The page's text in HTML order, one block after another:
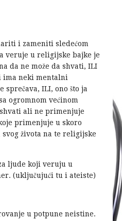
i zameniti sledećom
veruje u religijske bajke je
da ne može da shvati, ILI
ima neki mentalni
sprečava, ILI, ono što ja
ogromnom većinom
ali ne primenjuje
primenjuje u skoro
života na te religijske
ljude koji veruju u
(uključujući tu i ateiste)
u potpune neistine.